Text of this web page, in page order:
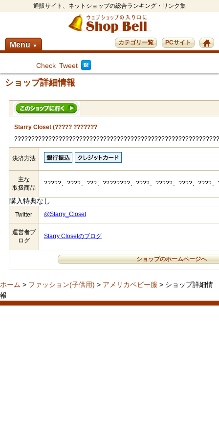
通販サイト、ネットショップの総合ランキング・リンク集
Menu ▼ PCサイト
カテゴリ一覧
Check Tweet
ショップ詳細情報
Starry Closet (????? ???????
決済方法
主な
取扱商品
?????、????、???、????????、????、?????、????、????
購入特典なし
Twitter @Starry_Closet
運営者ブ
ログ
Starry Closetのブログ
ショップのホームページへ
ホーム > ファッション(子供用) > アメリカベビー服 > ショップ詳細情
報